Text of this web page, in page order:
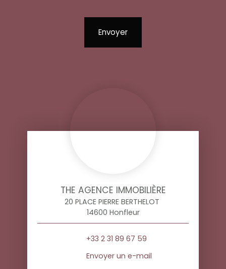
Envoyer
THE AGENCE IMMOBILIÈRE
20 PLACE PIERRE BERTHELOT
14600 Honfleur
+33 2 31 89 67 59
Envoyer un e-mail